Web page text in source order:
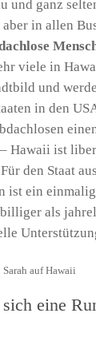
und ganz
aber in allen
viele in
und
in den
Hawaii ist
den Staat
ist ein
als
auf Hawaii
eine